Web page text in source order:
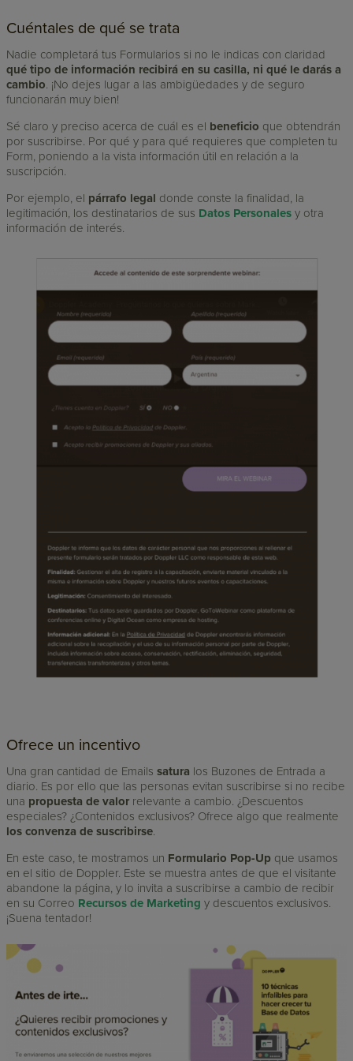
Cuéntales de qué se trata
Nadie completará tus Formularios si no le indicas con claridad
qué tipo de información recibirá en su casilla, ni qué le darás a
cambio. ¡No dejes lugar a las ambigüedades y de seguro
funcionarán muy bien!
Sé claro y preciso acerca de cuál es el beneficio que obtendrán
por suscribirse. Por qué y para qué requieres que completen tu
Form, poniendo a la vista información útil en relación a la
suscripción.
Por ejemplo, el párrafo legal donde conste la finalidad, la
legitimación, los destinatarios de sus Datos Personales y otra
información de interés.
Ofrece un incentivo
Una gran cantidad de Emailssatura los Buzones de Entrada a
diario. Es por ello que las personas evitan suscribirse si no recibe
una propuesta de valor relevante a cambio. ¿Descuentos
especiales? ¿Contenidos exclusivos? Ofrece algo que realmente
los convenza de suscribirse.
En este caso, te mostramos un Formulario Pop-Up que usamos
en el sitio de Doppler. Este se muestra antes de que el visitante
abandone la página, y lo invita a suscribirse a cambio de recibir
en su Correo Recursos de Marketing y descuentos exclusivos.
¡Suena tentador!